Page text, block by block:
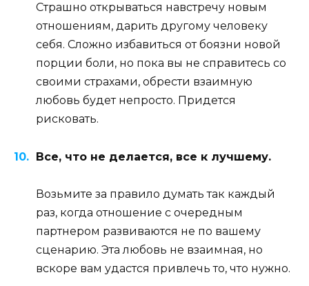
Страшно открываться навстречу новым
отношениям, дарить другому человеку
себя. Сложно избавиться от боязни новой
порции боли, но пока вы не справитесь со
своими страхами, обрести взаимную
любовь будет непросто. Придется
рисковать.
Все, что не делается, все к лучшему.
Возьмите за правило думать так каждый
раз, когда отношение с очередным
партнером развиваются не по вашему
сценарию. Эта любовь не взаимная, но
вскоре вам удастся привлечь то, что нужно.